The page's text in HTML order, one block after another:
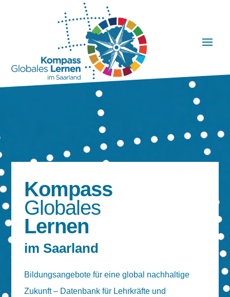
Kompass
Globales
Lernen
im Saarland
Bildungsangebote für eine global nachhaltige
Zukunft – Datenbank für Lehrkräfte und